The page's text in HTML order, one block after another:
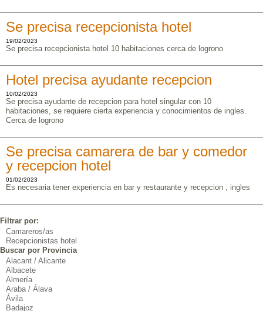
Se precisa recepcionista hotel
19/02/2023
Se precisa recepcionista hotel 10 habitaciones cerca de logrono
Hotel precisa ayudante recepcion
10/02/2023
Se precisa ayudante de recepcion para hotel singular con 10
habitaciones, se requiere cierta experiencia y conocimientos de ingles.
Cerca de logrono
Se precisa camarera de bar y comedor
y recepcion hotel
01/02/2023
Es necesaria tener experiencia en bar y restaurante y recepcion , ingles
Filtrar por:
Camareros/as
Recepcionistas hotel
Buscar por Provincia
Alacant / Alicante
Albacete
Almería
Araba / Álava
Ávila
Badajoz